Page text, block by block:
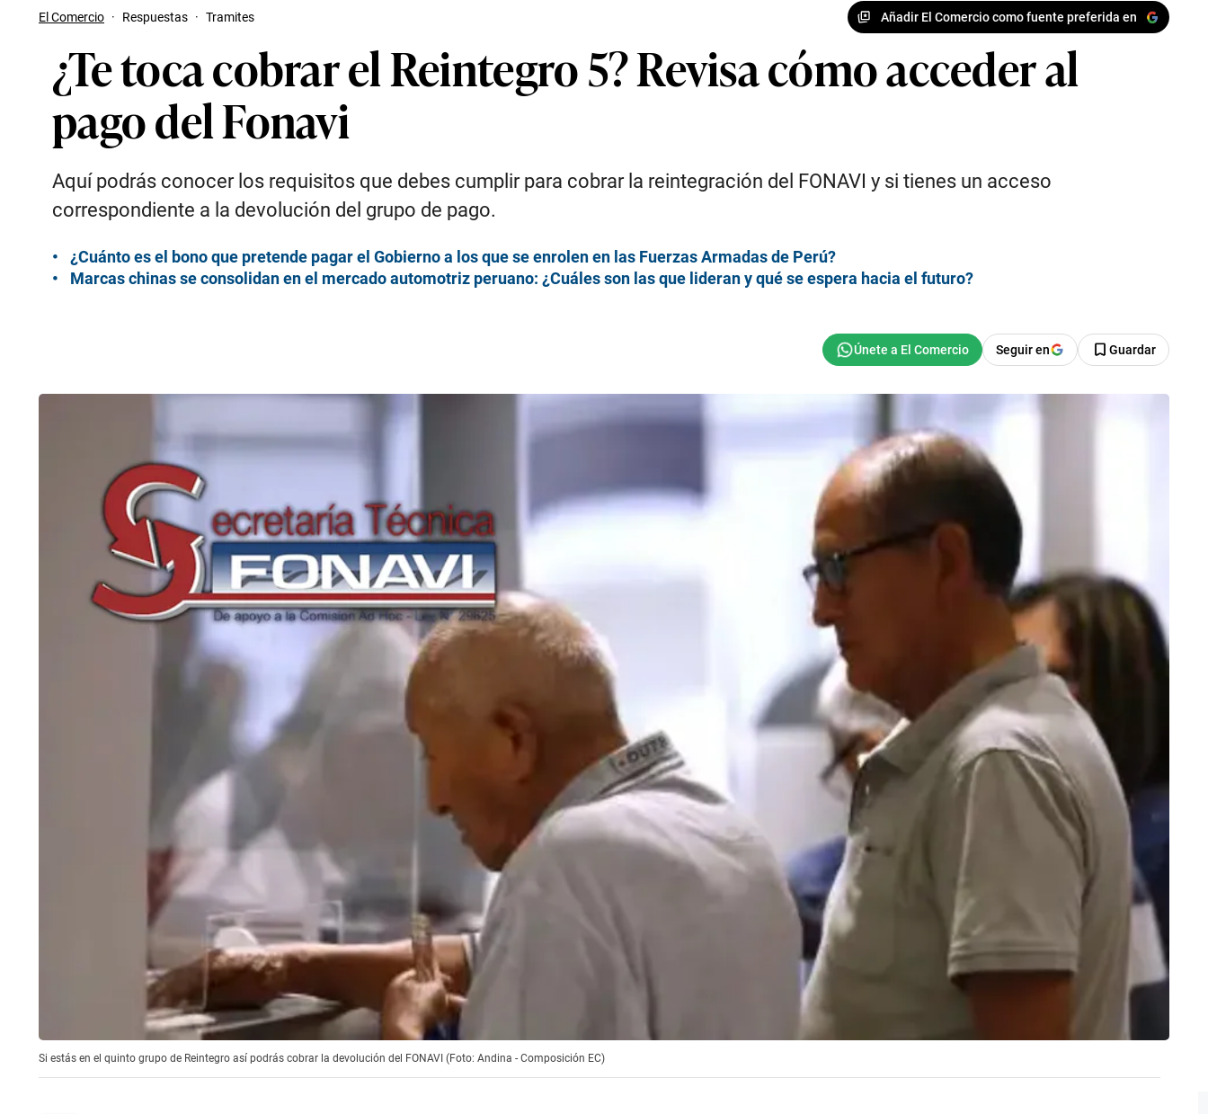
El Comercio · Respuestas · Tramites Añadir El Comercio como fuente preferida en
¿Te toca cobrar el Reintegro 5? Revisa cómo acceder al
pago del Fonavi
Aquí podrás conocer los requisitos que debes cumplir para cobrar la reintegración del FONAVI y si tienes un acceso
correspondiente a la devolución del grupo de pago.
¿Cuánto es el bono que pretende pagar el Gobierno a los que se enrolen en las Fuerzas Armadas de Perú?
Marcas chinas se consolidan en el mercado automotriz peruano: ¿Cuáles son las que lideran y qué se espera hacia el futuro?
Seguir en Guardar
Si estás en el quinto grupo de Reintegro así podrás cobrar la devolución del FONAVI (Foto: Andina - Composición EC)